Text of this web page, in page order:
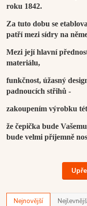
roku 1842.
Za tuto dobu se
patří mezi sídry na
Mezi její hlavní
materiálu,
funkčnost, úžasný
padnoucích střihů -
zakoupením výrobku
že čepička bude
bude velmi příjemně
Nejnovější